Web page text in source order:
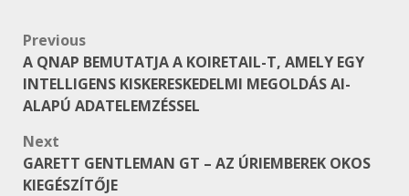
Post
navigation
Previous
A QNAP BEMUTATJA A KOIRETAIL-T, AMELY EGY
INTELLIGENS KISKERESKEDELMI MEGOLDÁS AI-
ALAPÚ ADATELEMZÉSSEL
Next
GARETT GENTLEMAN GT – AZ ÚRIEMBEREK OKOS
KIEGÉSZÍTŐJE